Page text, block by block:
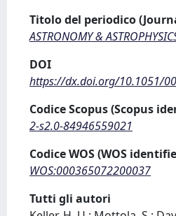
Titolo del periodico
ASTRONOMY &
DOI
https://dx.doi.org/10.1051/
Codice Scopus (Scopus
2-s2.0-84946559021
Codice WOS (WOS
WOS:000365072200037
Tutti gli autori